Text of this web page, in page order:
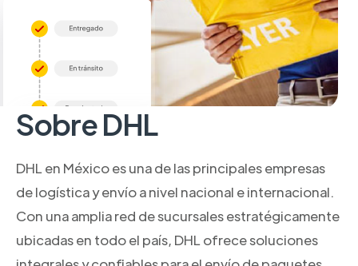
Sobre DHL
DHL en México es una de las principales empresas
de logística y envío a nivel nacional e internacional.
Con una amplia red de sucursales estratégicamente
ubicadas en todo el país, DHL ofrece soluciones